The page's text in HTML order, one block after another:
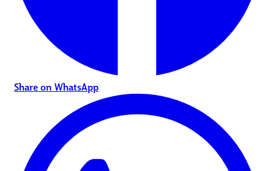
Share on WhatsApp